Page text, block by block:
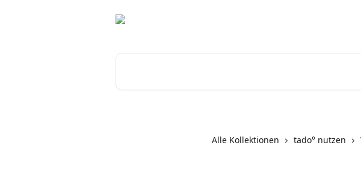
Alle Kollektionen tado° nutzen